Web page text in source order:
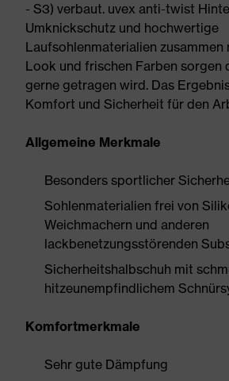
- S3) verbaut. uvex anti-twist
Umknickschutz und hochwertige
Laufsohlenmaterialien
Look und frischen Farben sorgen
gerne getragen wird. Das
Komfort und Sicherheit für den
Allgemeine Merkmale
Besonders sportlicher
Sohlenmaterialien frei von
Weichmachern und anderen
lackbenetzungsstörenden
Sicherheitshalbschuh mit
hitzeunempfindlichem
Komfortmerkmale
Sehr gute Dämpfung